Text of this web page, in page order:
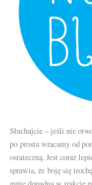
Słuchajcie – jeśli nie
po prostu wracamy od
ostateczną. Jest coraz
sprawia, że boję się